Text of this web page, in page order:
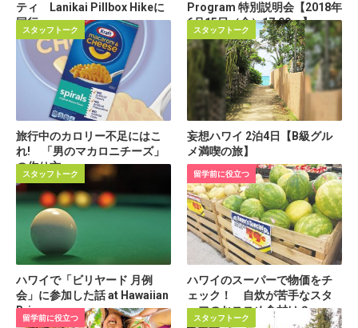
ティ Lanikai Pillbox Hikeに
同行。
Program 特別説明会【2018年
6月15日（金）17:00～】
スタッフトーク
旅行中のカロリー不足にはこ
れ! 「男のマカロニチーズ」
の作り方
スタッフトーク
妄想ハワイ 2泊4日【B級グル
メ満喫の旅】
スタッフトーク
ハワイで「ビリヤード 月例
会」に参加した話 at Hawaiian
Brians
留学前に役立つ
ハワイのスーパーで物価をチ
ェック！ 自炊が苦手なスタ
ッフのおススめ食材は？
留学前に役立つ スタッフトーク